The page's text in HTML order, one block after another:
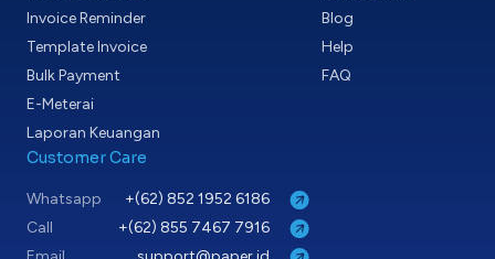
Invoice Reminder
Template Invoice
Bulk Payment
E-Meterai
Laporan Keuangan
Blog
Help
FAQ
Customer Care
Whatsapp
+(62) 852 1952 6186
Call
+(62) 855 7467 7916